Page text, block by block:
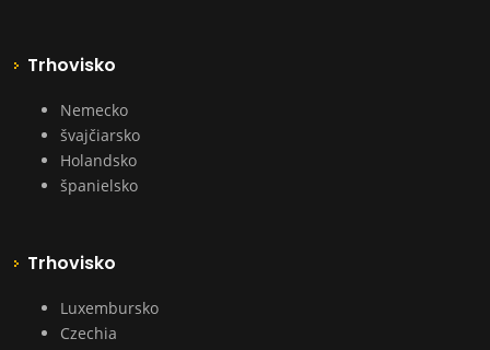
Trhovisko
Nemecko
švajčiarsko
Holandsko
španielsko
Trhovisko
Luxembursko
Czechia